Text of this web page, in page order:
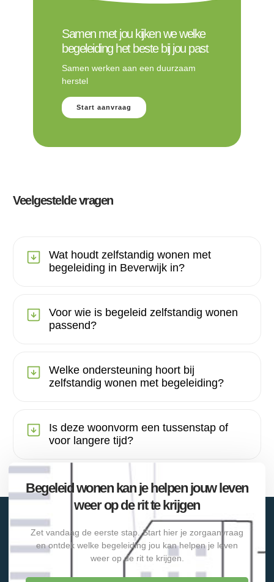
Samen met jou kijken we welke
begeleiding het beste bij jou past
Samen werken aan een duurzaam
herstel
Start aanvraag
Veelgestelde vragen
Wat houdt zelfstandig wonen met
begeleiding in Beverwijk in?
Voor wie is begeleid zelfstandig wonen
passend?
Welke ondersteuning hoort bij
zelfstandig wonen met begeleiding?
Is deze woonvorm een tussenstap of
voor langere tijd?
Begeleid wonen kan je helpen jouw leven
weer op de rit te krijgen
Zet vandaag de eerste stap. Start hier je zorgaanvraag
en ontdek welke begeleiding jou kan helpen je leven
weer op de rit te krijgen.